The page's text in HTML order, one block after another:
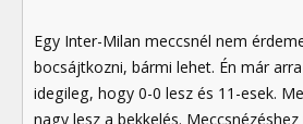
Egy Inter-Milan meccsnél nem
bocsájtkozni, bármi lehet. Én már
idegileg, hogy 0-0 lesz és 11-esek.
nagy lesz a bekkelés.